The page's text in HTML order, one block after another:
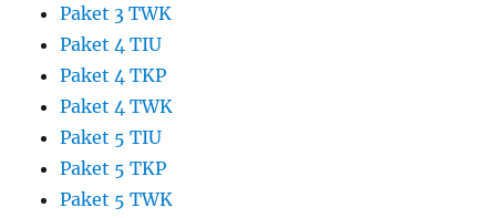
Paket 3 TWK
Paket 4 TIU
Paket 4 TKP
Paket 4 TWK
Paket 5 TIU
Paket 5 TKP
Paket 5 TWK